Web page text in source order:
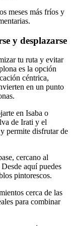
meses más fríos y
y desplazarse
tu ruta y evitar
es la opción
céntrica,
en un punto
en Isaba o
de Irati y el
permite disfrutar de
cercano al
Desde aquí puedes
pintorescos.
cerca de las
para combinar